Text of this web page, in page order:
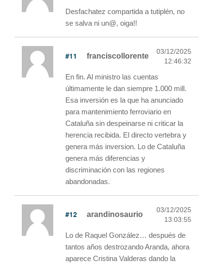
Desfachatez compartida a tutiplén, no
se salva ni un@, oiga!!
#11 franciscollorente
03/12/2025
12:46:32
En fin. Al ministro las cuentas
últimamente le dan siempre 1.000 mill.
Esa inversión es la que ha anunciado
para mantenimiento ferroviario en
Cataluña sin despeinarse ni criticar la
herencia recibida. El directo vertebra y
genera más inversion. Lo de Cataluña
genera más diferencias y
discriminación con las regiones
abandonadas.
#12 arandinosaurio
03/12/2025
13:03:55
Lo de Raquel González… después de
tantos años destrozando Aranda, ahora
aparece Cristina Valderas dando la